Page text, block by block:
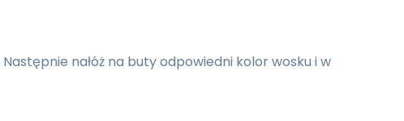
Następnie nałóż na buty odpowiedni kolor wosku i w